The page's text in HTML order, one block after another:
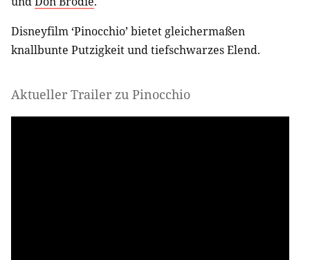
Disneyfilm ‘Pinocchio’ bietet gleichermaßen
knallbunte Putzigkeit und tiefschwarzes Elend.
Aktueller Trailer zu Pinocchio